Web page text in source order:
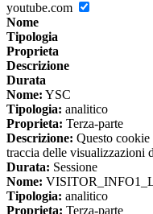
youtube.com
Nome
Tipologia
Proprieta
Descrizione
Durata
Nome: YSC
Tipologia: analitico
Proprieta: Terza-parte
Descrizione: Questo cookie
traccia delle visualizzazioni
Durata: Sessione
Nome:
Tipologia: analitico
Proprieta: Terza-parte